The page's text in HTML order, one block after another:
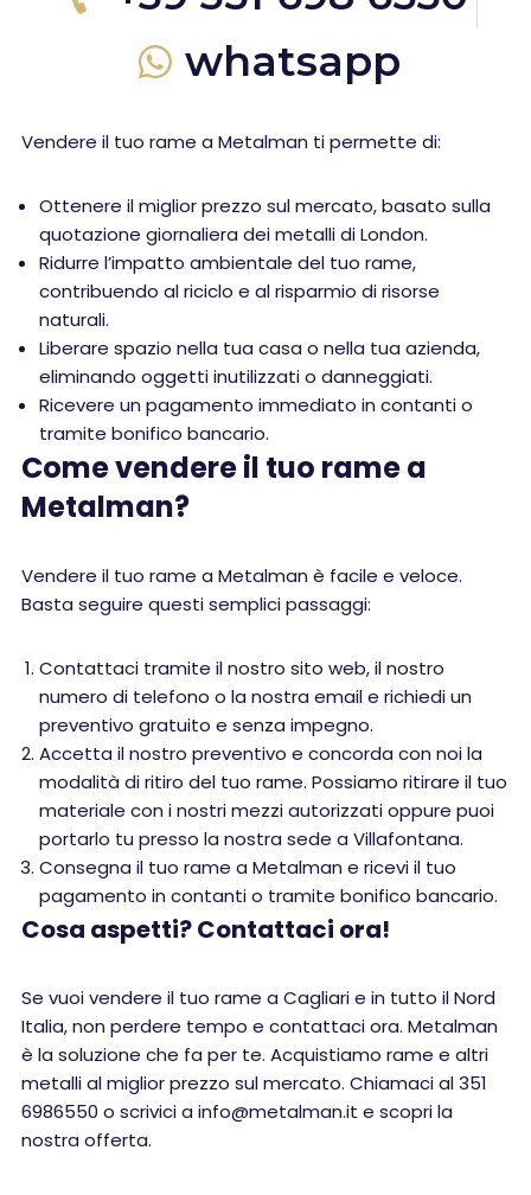
whatsapp
Vendere il tuo rame a Metalman ti permette di:
Ottenere il miglior prezzo sul mercato, basato sulla
quotazione giornaliera dei metalli di London.
Ridurre l’impatto ambientale del tuo rame,
contribuendo al riciclo e al risparmio di risorse
naturali.
Liberare spazio nella tua casa o nella tua azienda,
eliminando oggetti inutilizzati o danneggiati.
Ricevere un pagamento immediato in contanti o
tramite bonifico bancario.
Come vendere il tuo rame a
Metalman?
Vendere il tuo rame a Metalman è facile e veloce.
Basta seguire questi semplici passaggi:
Contattaci tramite il nostro sito web, il nostro
numero di telefono o la nostra email e richiedi un
preventivo gratuito e senza impegno.
Accetta il nostro preventivo e concorda con noi la
modalità di ritiro del tuo rame. Possiamo ritirare il tuo
materiale con i nostri mezzi autorizzati oppure puoi
portarlo tu presso la nostra sede a Villafontana.
Consegna il tuo rame a Metalman e ricevi il tuo
pagamento in contanti o tramite bonifico bancario.
Cosa aspetti? Contattaci ora!
Se vuoi vendere il tuo rame a Cagliari e in tutto il Nord
Italia, non perdere tempo e contattaci ora. Metalman
è la soluzione che fa per te. Acquistiamo rame e altri
metalli al miglior prezzo sul mercato. Chiamaci al 351
6986550 o scrivici a info@metalman.it e scopri la
nostra offerta.